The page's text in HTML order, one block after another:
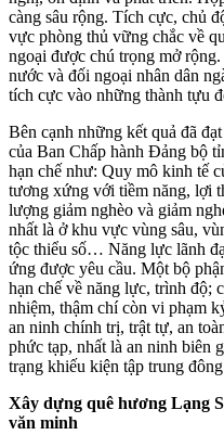
càng sâu rộng. Tích cực, chủ
vực phòng thủ vững chắc về
ngoại được chú trọng mở
nước và đối ngoại nhân dân
tích cực vào những thành tựu
Bên cạnh những kết quả đã
của Ban Chấp hành Đảng bộ
hạn chế như: Quy mô kinh tế
tương xứng với tiềm năng, lợi
lượng giảm nghèo và giảm
nhất là ở khu vực vùng sâu,
tộc thiểu số… Năng lực lãnh
ứng được yêu cầu. Một bộ
hạn chế về năng lực, trình độ;
nhiệm, thậm chí còn vi phạm
an ninh chính trị, trật tự, an
phức tạp, nhất là an ninh biên
trạng khiếu kiện tập trung
Xây dựng quê hương Lạng
văn minh